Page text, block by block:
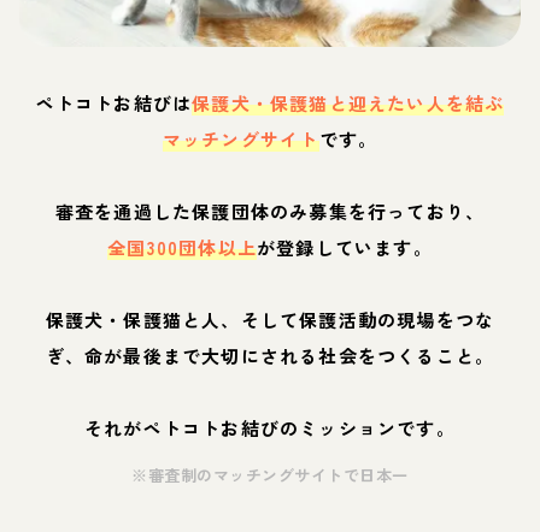
ペトコトお結びは保護犬・保護猫と迎えたい人を結ぶ
マッチングサイトです。
審査を通過した保護団体のみ募集を行っており、
全国300団体以上が登録しています。
保護犬・保護猫と人、そして保護活動の現場をつな
ぎ、命が最後まで大切にされる社会をつくること。
それがペトコトお結びのミッションです。
※審査制のマッチングサイトで日本一